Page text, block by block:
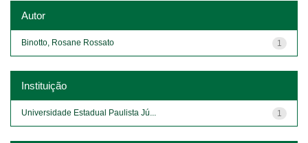
Autor
1
Binotto, Rosane Rossato
Instituição
1
Universidade Estadual Paulista Jú...